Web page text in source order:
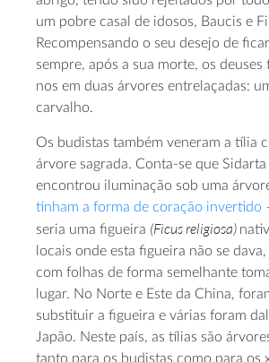
um pobre casal de idosos, Baucis e
Recompensando o seu desejo de
sempre, após a sua morte, os
nos em duas árvores entrelaçadas:
carvalho.
Os budistas também veneram a tília
árvore sagrada. Conta-se que
encontrou iluminação sob uma
tinham a forma de coração invertido
seria uma figueira (Ficus religiosa)
locais onde esta figueira não se
com folhas de forma semelhante
lugar. No Norte e Este da China,
substituir a figueira e várias foram
Japão. Neste país, as tílias são
tanto para os budistas como para os